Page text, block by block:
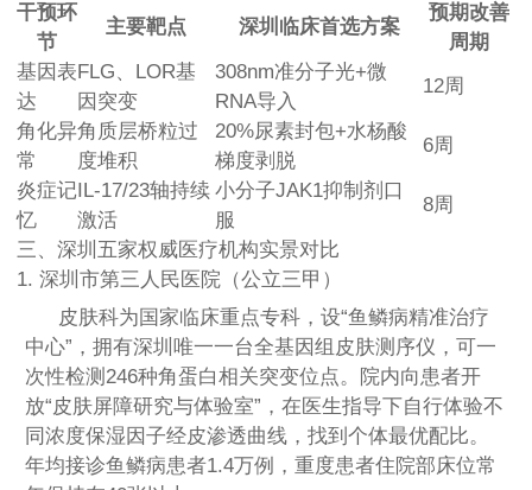
干预环
节
主要靶点 深圳临床首选方案
预期改善
周期
基因表
达
FLG、LOR基
因突变
308nm准分子光+微
RNA导入
12周
角化异
常
角质层桥粒过
度堆积
20%尿素封包+水杨酸
梯度剥脱
6周
炎症记
忆
IL-17/23轴持续
激活
小分子JAK1抑制剂口
服
8周
三、深圳五家权威医疗机构实景对比
1. 深圳市第三人民医院（公立三甲）
皮肤科为国家临床重点专科，设“鱼鳞病精准治疗
中心”，拥有深圳唯一一台全基因组皮肤测序仪，可一
次性检测246种角蛋白相关突变位点。院内向患者开
放“皮肤屏障研究与体验室”，在医生指导下自行体验不
同浓度保湿因子经皮渗透曲线，找到个体最优配比。
年均接诊鱼鳞病患者1.4万例，重度患者住院部床位常